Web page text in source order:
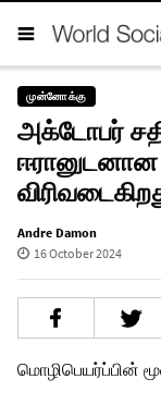
முன்னோக்கு
அக்டோபர்
Andre Damon
16 October 2024
மொழிபெயர்ப்பின்